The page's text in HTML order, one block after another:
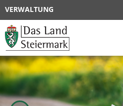
VERWALTUNG